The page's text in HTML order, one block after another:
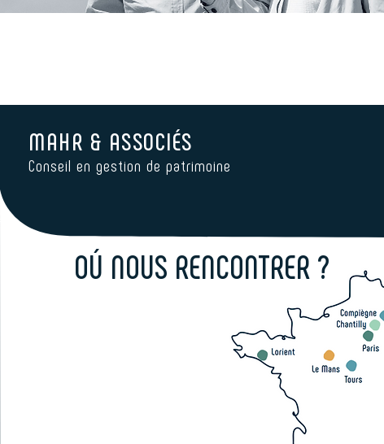
OÚ NOUS RENCONTRER ?
MAHR & ASSOCIÉS
Conseil en gestion de patrimoine